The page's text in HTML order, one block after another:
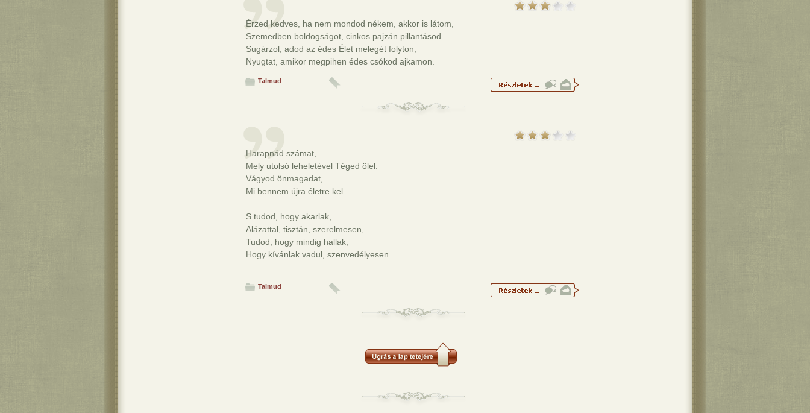
Érzed kedves, ha nem mondod nékem, akkor is látom,
Szemedben boldogságot, cinkos pajzán pillantásod.
Sugárzol, adod az édes Élet melegét folyton,
Nyugtat, amikor megpihen édes csókod ajkamon.
Talmud
Harapnád számat,
Mely utolsó leheletével Téged ölel.
Vágyod önmagadat,
Mi bennem újra életre kel.
S tudod, hogy akarlak,
Alázattal, tisztán, szerelmesen,
Tudod, hogy mindig hallak,
Hogy kívánlak vadul, szenvedélyesen.
Talmud